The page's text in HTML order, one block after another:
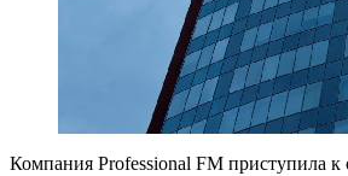
Компания Professional FM